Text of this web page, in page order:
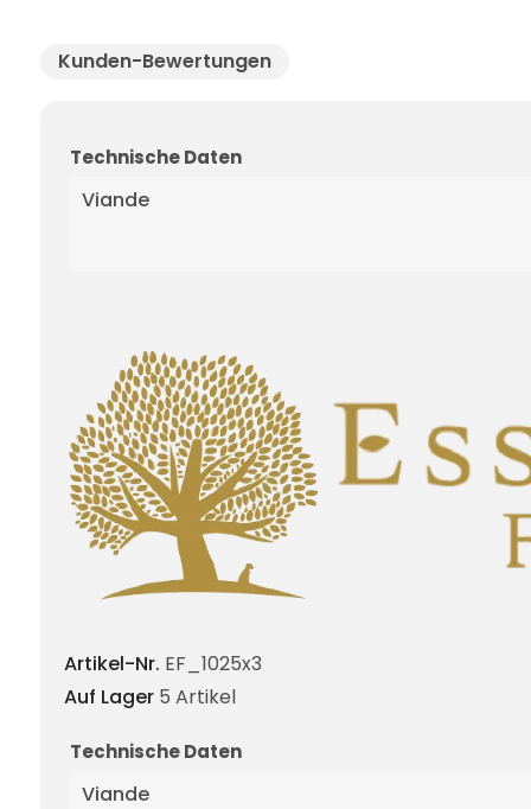
Kunden-Bewertungen
Technische Daten
Viande
Artikel-Nr. EF_1025x3
Auf Lager 5 Artikel
Technische Daten
Viande